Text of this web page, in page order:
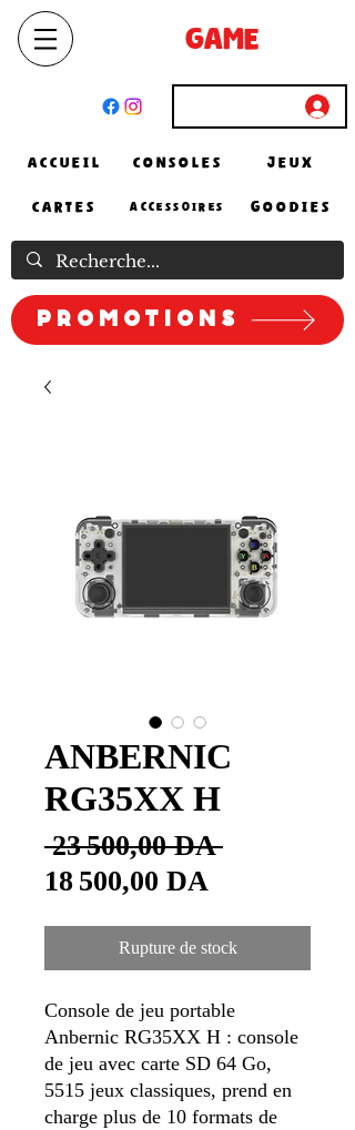
GAME
ACCUEIL CONSOLES JEUX
CARTES ACCESSOIRES GOODIES
Promotions
ANBERNIC
RG35XX H
23 500,00 DA Prix
18 500,00 DA
Rupture de stock
Console de jeu portable
Anbernic RG35XX H : console
de jeu avec carte SD 64 Go,
5515 jeux classiques, prend en
charge plus de 10 formats de